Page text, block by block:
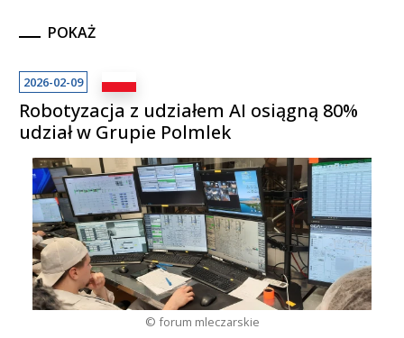
POKAŻ
2026-02-09
Robotyzacja z udziałem AI osiągną 80%
udział w Grupie Polmlek
© forum mleczarskie